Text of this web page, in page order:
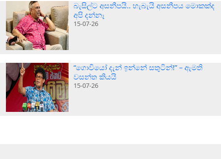
බැසිල්ට අසනීපයි.. හැබැයි අසනීපය මොකක්ද
අපි දන්නෑ
15-07-26
“ගොවියෝ දැන් ඉන්නේ සතුටින්!” – ඇමති
වසන්ත කියයි
15-07-26